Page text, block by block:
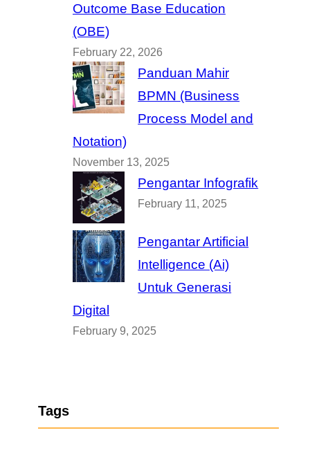
Outcome Base Education
(OBE)
February 22, 2026
Panduan Mahir
BPMN (Business
Process Model and
Notation)
November 13, 2025
Pengantar Infografik
February 11, 2025
Pengantar Artificial
Intelligence (Ai)
Untuk Generasi
Digital
February 9, 2025
Tags